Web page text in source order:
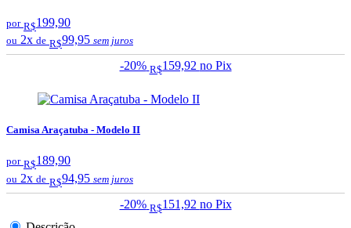
por R$199,90
ou 2x de R$99,95 sem juros
-20% R$159,92 no Pix
Camisa Araçatuba - Modelo II
por R$189,90
ou 2x de R$94,95 sem juros
-20% R$151,92 no Pix